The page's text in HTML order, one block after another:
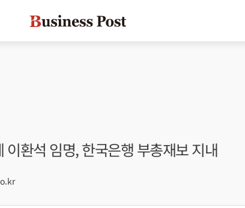
이환석 임명, 한국은행 부총재보 지내